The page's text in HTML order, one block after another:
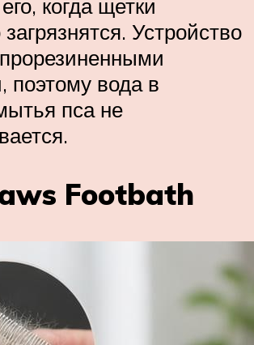
когда щетки
Устройство
поэтому вода в
пса не
Footbath